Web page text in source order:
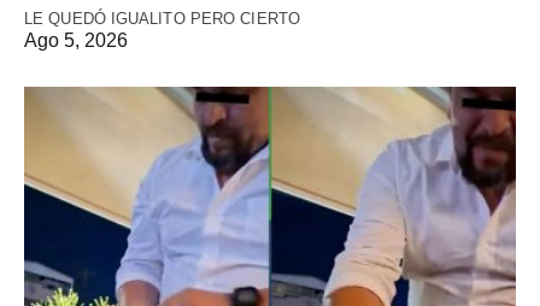
LE QUEDÓ IGUALITO PERO CIERTO
Ago 5, 2026